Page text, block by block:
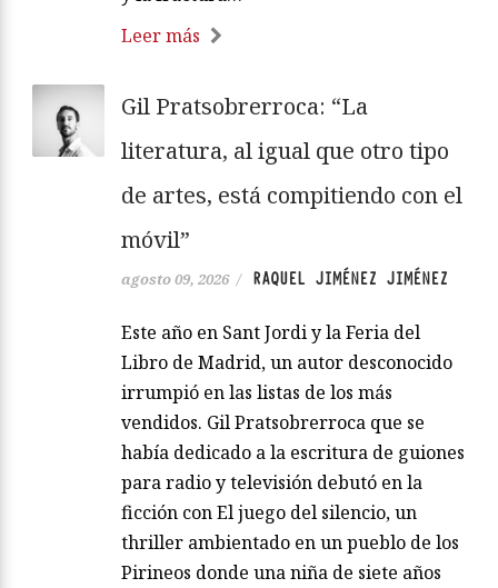
Leer más
Gil Pratsobrerroca: “La
literatura, al igual que otro tipo
de artes, está compitiendo con el
móvil”
agosto 09, 2026 / RAQUEL JIMÉNEZ JIMÉNEZ
Este año en Sant Jordi y la Feria del
Libro de Madrid, un autor desconocido
irrumpió en las listas de los más
vendidos. Gil Pratsobrerroca que se
había dedicado a la escritura de guiones
para radio y televisión debutó en la
ficción con El juego del silencio, un
thriller ambientado en un pueblo de los
Pirineos donde una niña de siete años